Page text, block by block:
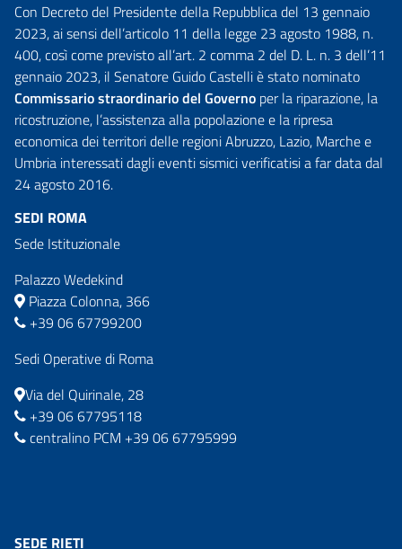
Con Decreto del Presidente della Repubblica del 13 gennaio
2023, ai sensi dell’articolo 11 della legge 23 agosto 1988, n.
400, così come previsto all’art. 2 comma 2 del D. L. n. 3 dell’11
gennaio 2023, il Senatore Guido Castelli è stato nominato
Commissario straordinario del Governo per la riparazione, la
ricostruzione, l’assistenza alla popolazione e la ripresa
economica dei territori delle regioni Abruzzo, Lazio, Marche e
Umbria interessati dagli eventi sismici verificatisi a far data dal
24 agosto 2016.
SEDI ROMA
Sede Istituzionale
Palazzo Wedekind
Piazza Colonna, 366
+39 06 67799200
Sedi Operative di Roma
Via del Quirinale, 28
+39 06 67795118
centralino PCM +39 06 67795999
SEDE RIETI